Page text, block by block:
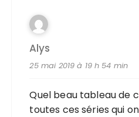
Alys
25 mai 2019 à 19 h 54 min
Quel beau tableau de
toutes ces séries qui